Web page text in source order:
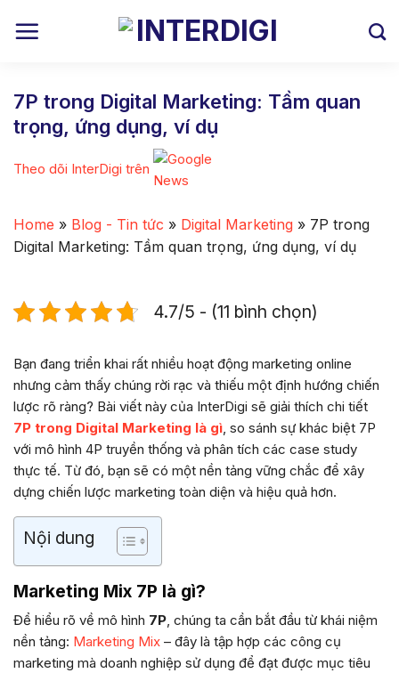
7P trong Digital Marketing: Tầm quan
trọng, ứng dụng, ví dụ
Theo dõi InterDigi trên
Home » Blog - Tin tức » Digital Marketing » 7P trong
Digital Marketing: Tầm quan trọng, ứng dụng, ví dụ
4.7/5 - (11 bình chọn)
Bạn đang triển khai rất nhiều hoạt động marketing online
nhưng cảm thấy chúng rời rạc và thiếu một định hướng chiến
lược rõ ràng? Bài viết này của InterDigi sẽ giải thích chi tiết
7P trong Digital Marketing là gì , so sánh sự khác biệt 7P
với mô hình 4P truyền thống và phân tích các case study
thực tế. Từ đó, bạn sẽ có một nền tảng vững chắc để xây
dựng chiến lược marketing toàn diện và hiệu quả hơn.
Nội dung
Marketing Mix 7P là gì?
Để hiểu rõ về mô hình 7P, chúng ta cần bắt đầu từ khái niệm
nền tảng: Marketing Mix – đây là tập hợp các công cụ
marketing mà doanh nghiệp sử dụng để đạt được mục tiêu